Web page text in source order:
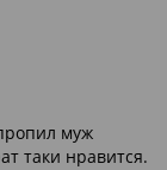
муж
таки нравится.